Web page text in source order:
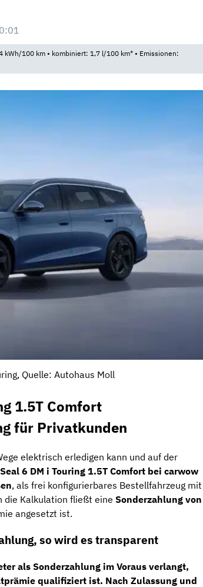
kWh/100 km • kombiniert: 1,7 l/100 km* • Emissionen:
Quelle: Autohaus Moll
1.5T Comfort
für Privatkunden
elektrisch erledigen kann und auf der
Seal 6 DM i Touring 1.5T Comfort bei carwow
, als frei konfigurierbares Bestellfahrzeug mit
die Kalkulation fließt eine Sonderzahlung von
angesetzt ist.
so wird es transparent
als Sonderzahlung im Voraus verlangt,
qualifiziert ist. Nach Zulassung und